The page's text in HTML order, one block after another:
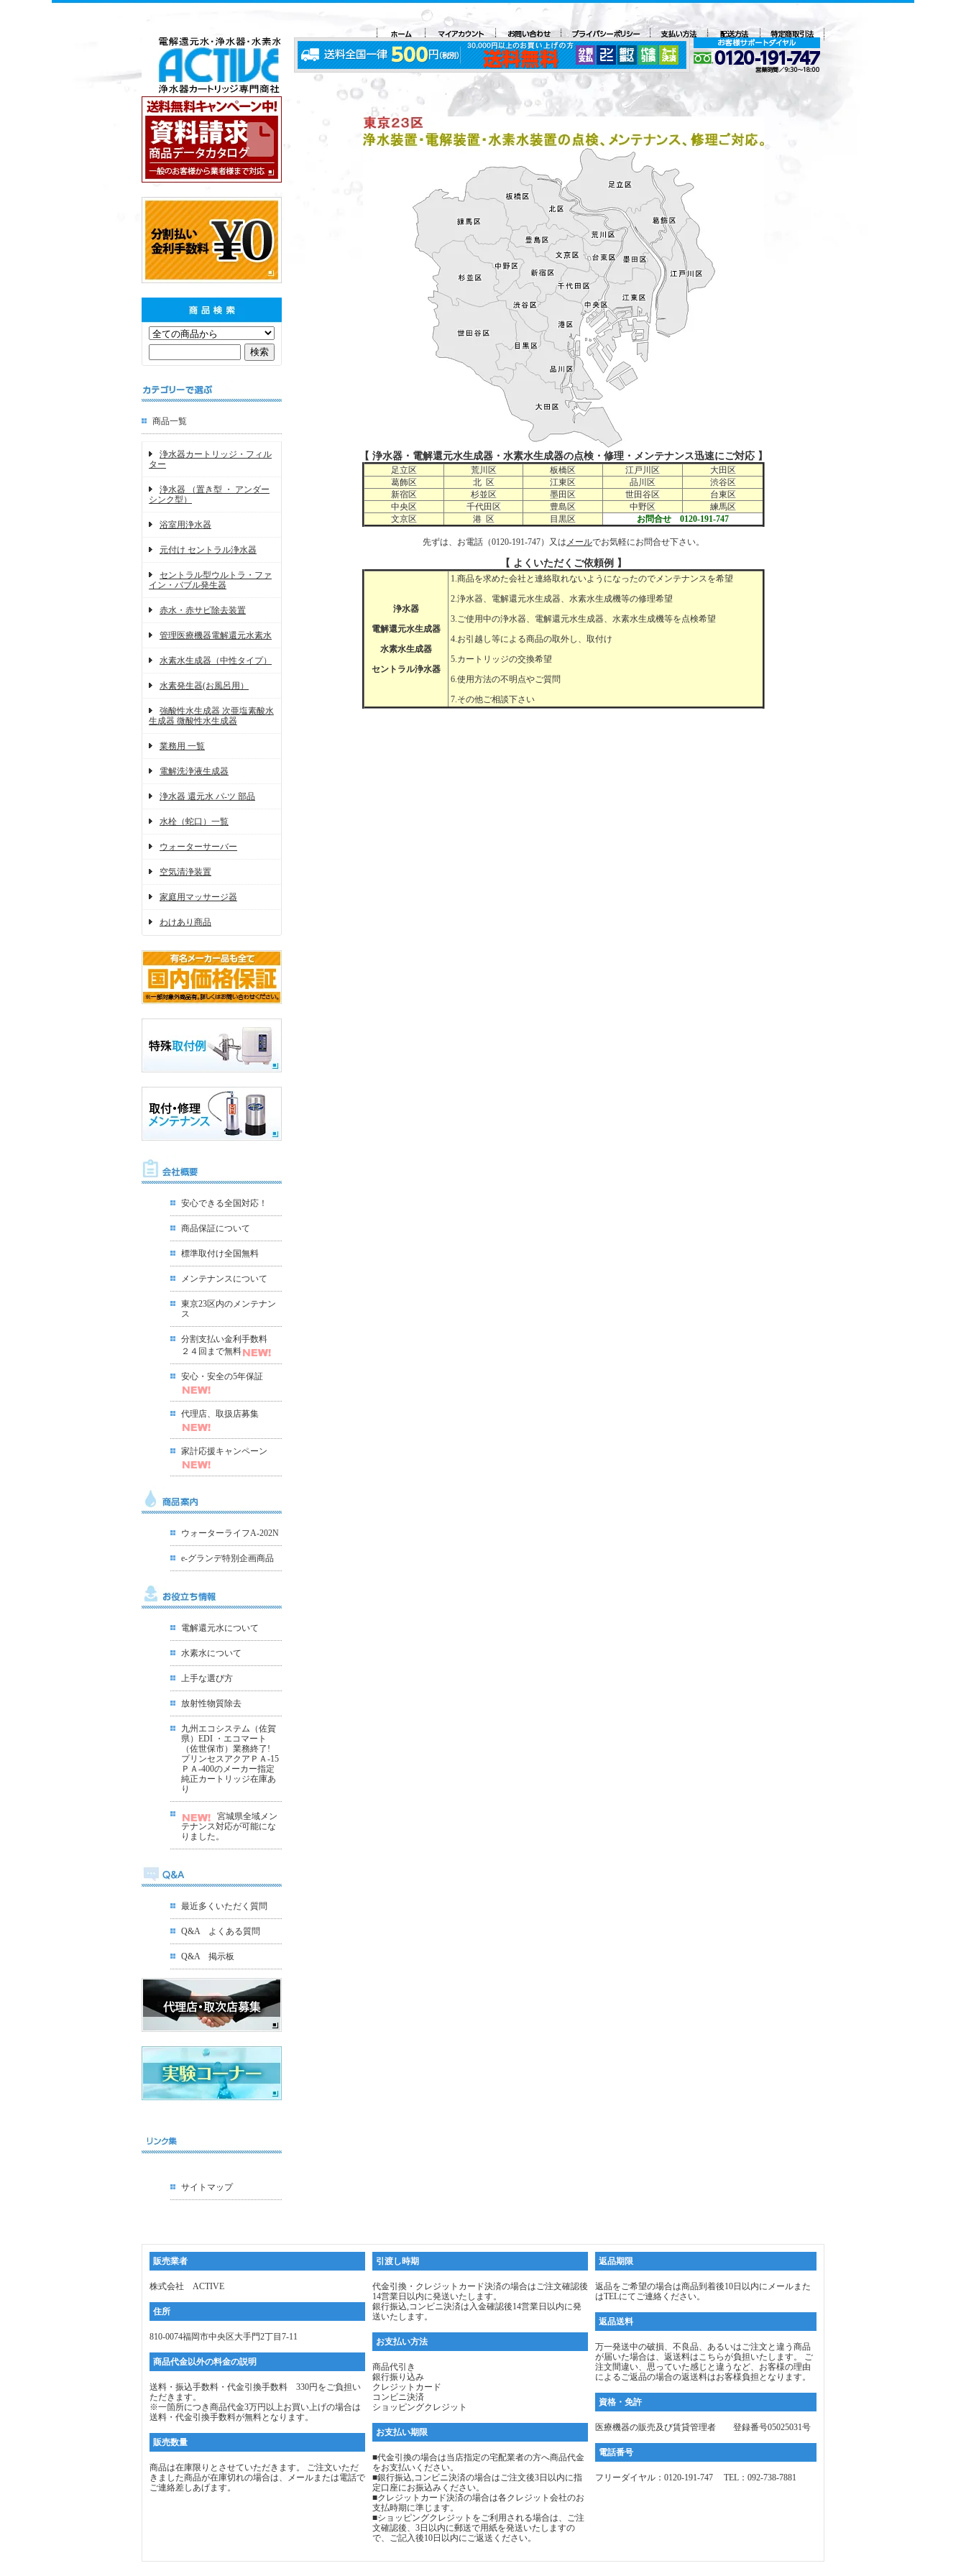
商品一覧
浄水器カートリッジ・フィル
ター
浄水器 （置き型 ・ アンダー
シンク型）
浴室用浄水器
元付け セントラル浄水器
セントラル型ウルトラ・ファ
イン・バブル発生器
赤水・赤サビ除去装置
管理医療機器電解還元水素水
水素水生成器（中性タイプ）
水素発生器(お風呂用）
強酸性水生成器 次亜塩素酸水
生成器 微酸性水生成器
業務用 一覧
電解洗浄液生成器
浄水器 還元水 パ-ツ 部品
水栓（蛇口）一覧
ウォーターサーバー
空気清浄装置
家庭用マッサージ器
わけあり商品
安心できる全国対応！
商品保証について
標準取付け全国無料
メンテナンスについて
東京23区内のメンテナン
ス
分割支払い金利手数料
２４回まで無料
安心・安全の5年保証
代理店、取扱店募集
家計応援キャンペーン
ウォーターライフA-202N
e-グランデ特別企画商品
電解還元水について
水素水について
上手な選び方
放射性物質除去
九州エコシステム（佐賀
県）EDI ・エコマート
（佐世保市）業務終了!
プリンセスアクアＰＡ-15
ＰＡ-400のメーカー指定
純正カートリッジ在庫あ
り
宮城県全域メン
テナンス対応が可能にな
りました。
最近多くいただく質問
Q&A よくある質問
Q&A 掲示板
サイトマップ
【 浄水器・電解還元水生成器・水素水生成器の点検・修理・メンテナンス迅速にご対応 】
足立区 荒川区 板橋区 江戸川区
大田区
葛飾区
北 区 江東区 品川区
渋谷区
新宿区
杉並区 墨田区 世田谷区
台東区
中央区
千代田区 豊島区 中野区
練馬区
文京区
港 区 目黒区 お問合せ 0120-191-747
先ずは、お電話（0120-191-747）又は メールでお気軽にお問合せ下さい。
【 よくいただくご依頼例 】
浄水器
電解還元水生成器
水素水生成器
セントラル浄水器
1.商品を求めた会社と連絡取れないようになったのでメンテナンスを希望
2.浄水器、電解還元水生成器、水素水生成機等の修理希望
3.ご使用中の浄水器、電解還元水生成器、水素水生成機等を点検希望
4.お引越し等による商品の取外し、取付け
5.カートリッジの交換希望
6.使用方法の不明点やご質問
7.その他ご相談下さい
販売業者
株式会社 ACTIVE
住所
810-0074福岡市中央区大手門2丁目7-11
商品代金以外の料金の説明
送料・振込手数料・代金引換手数料 330円をご負担い
ただきます。
※一箇所につき商品代金3万円以上お買い上げの場合は
送料・代金引換手数料が無料となります。
販売数量
商品は在庫限りとさせていただきます。 ご注文いただ
きました商品が在庫切れの場合は、メールまたは電話で
ご連絡差しあげます。
引渡し時期
代金引換・クレジットカード決済の場合はご注文確認後
14営業日以内に発送いたします。
銀行振込,コンビニ決済は入金確認後14営業日以内に発
送いたします。
お支払い方法
商品代引き
銀行振り込み
クレジットカード
コンビニ決済
ショッピングクレジット
お支払い期限
■代金引換の場合は当店指定の宅配業者の方へ商品代金
をお支払いください。
■銀行振込,コンビニ決済の場合はご注文後3日以内に指
定口座にお振込みください。
■クレジットカード決済の場合は各クレジット会社のお
支払時期に準じます。
■ショッピングクレジットをご利用される場合は、ご注
文確認後、3日以内に郵送で用紙を発送いたしますの
で、ご記入後10日以内にご返送ください。
返品期限
返品をご希望の場合は商品到着後10日以内にメールまた
はTELにてご連絡ください。
返品送料
万一発送中の破損、不良品、あるいはご注文と違う商品
が届いた場合は、返送料はこちらが負担いたします。 ご
注文間違い、思っていた感じと違うなど、お客様の理由
によるご返品の場合の返送料はお客様負担となります。
資格・免許
医療機器の販売及び賃貸管理者 登録番号05025031号
電話番号
フリーダイヤル：0120-191-747 TEL：092-738-7881